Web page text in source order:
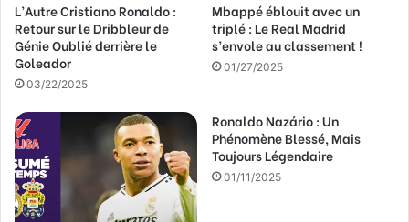
e
E
m
a
i
L’Autre Cristiano Ronaldo :
Retour sur le Dribbleur de
Génie Oublié derrière le
Goleador
03/22/2025
Mbappé éblouit avec un
triplé : Le Real Madrid
s’envole au classement !
01/27/2025
Ronaldo Nazário : Un
Phénomène Blessé, Mais
Toujours Légendaire
01/11/2025